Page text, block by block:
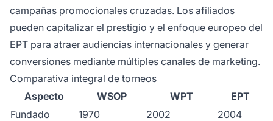
campañas promocionales cruzadas. Los afiliados
pueden capitalizar el prestigio y el enfoque europeo del
EPT para atraer audiencias internacionales y generar
conversiones mediante múltiples canales de marketing.
Comparativa integral de torneos
Aspecto
WSOP WPT
EPT
Fundado
1970 2002
2004